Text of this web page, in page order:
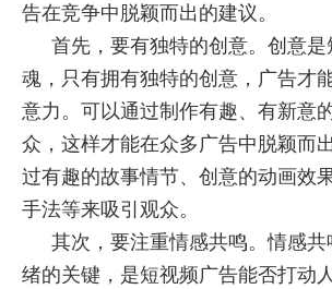
告在竞争中脱颖而出的建议。
首先，要有独特的创意。创意是
魂，只有拥有独特的创意，广告才
意力。可以通过制作有趣、有新意
众，这样才能在众多广告中脱颖而
过有趣的故事情节、创意的动画效
手法等来吸引观众。
其次，要注重情感共鸣。情感
绪的关键，是短视频广告能否打动